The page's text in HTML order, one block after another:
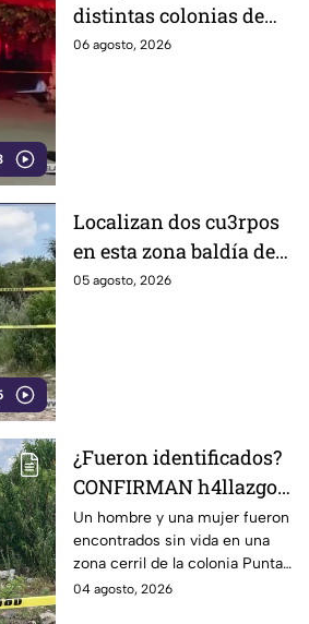
distintas colonias de
Celaya; esto fue lo que
06 agosto, 2026
Localizan dos cu3rpos
en esta zona baldía de
León; autoridades
05 agosto, 2026
¿Fueron identificados?
CONFIRMAN h4llazgo
de un hombre y una
mujer s1n v1da en zona
cerril de León, HOY
martes
Un hombre y una mujer fueron
encontrados sin vida en una
zona cerril de la colonia Punta
del Sol, en el polígono de Las
04 agosto, 2026